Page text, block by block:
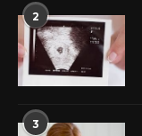
2
3